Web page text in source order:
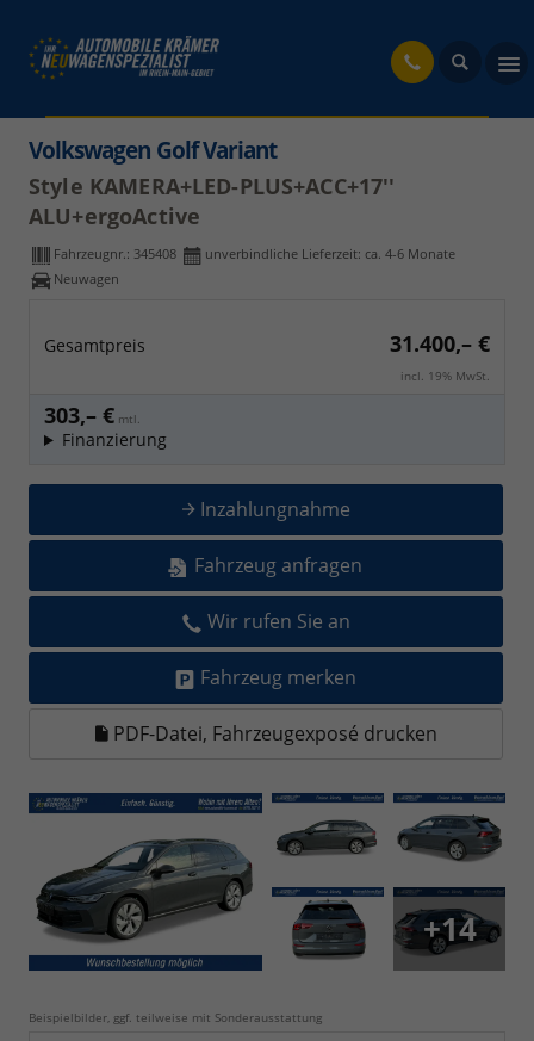
Volkswagen Golf Variant
Style KAMERA+LED-PLUS+ACC+17''
ALU+ergoActive
Fahrzeugnr.: 345408
unverbindliche Lieferzeit: ca. 4-6 Monate
Neuwagen
Gesamtpreis 31.400,– €
incl. 19% MwSt.
303,– € mtl.
Finanzierung
Inzahlungnahme
Fahrzeug anfragen
Wir rufen Sie an
Fahrzeug merken
PDF-Datei, Fahrzeugexposé drucken
+14
Beispielbilder, ggf. teilweise mit Sonderausstattung